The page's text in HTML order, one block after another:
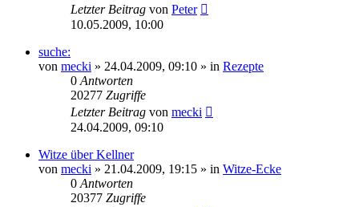
Letzter Beitrag von Peter
10.05.2009, 10:00
suche:
von mecki » 24.04.2009, 09:10 » in Rezepte
0 Antworten
20277 Zugriffe
Letzter Beitrag von mecki
24.04.2009, 09:10
Witze über Kellner
von mecki » 21.04.2009, 19:15 » in Witze-Ecke
0 Antworten
20377 Zugriffe